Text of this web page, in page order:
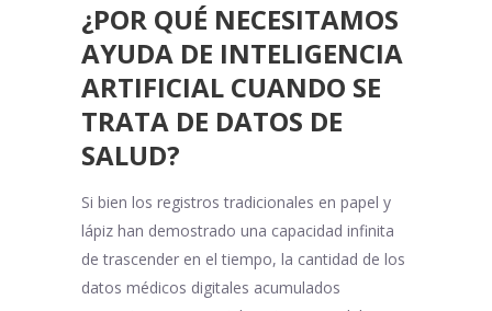
¿POR QUÉ NECESITAMOS
AYUDA DE INTELIGENCIA
ARTIFICIAL CUANDO SE
TRATA DE DATOS DE
SALUD?
Si bien los registros tradicionales en papel y
lápiz han demostrado una capacidad infinita
de trascender en el tiempo, la cantidad de los
datos médicos digitales acumulados